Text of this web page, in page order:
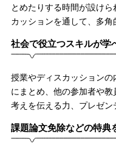
とめたりする時間が設け
カッションを通して、多角
社会で役立つスキルが学
授業やディスカッション
にまとめ、他の参加者や
考えを伝える力、プレゼン
課題論文免除などの特典